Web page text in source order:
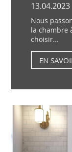
13.04.2023
Nous
la chambre
choisir...
EN